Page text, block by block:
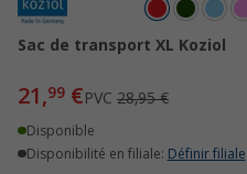
Sac de transport XL Koziol
21,99 €PVC28,95 €
Disponible
Disponibilité en filiale: Définir filiale